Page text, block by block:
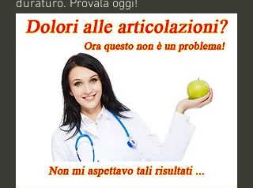
duraturo. Provala oggi!